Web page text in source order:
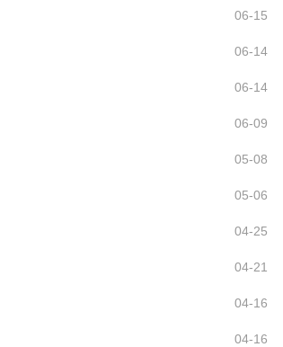
06-15
06-14
06-14
06-09
05-08
05-06
04-25
04-21
04-16
04-16